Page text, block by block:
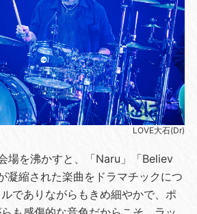
LOVE大石(Dr)
場を沸かすと、「Naru」「Believ
凝縮された楽曲をドラマチックにつ
でありながらもきめ細やかで、ポ